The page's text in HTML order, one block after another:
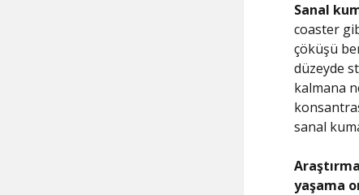
Sanal
coaster
çöküşü
düzeyde
kalmana
sanal
yaşama